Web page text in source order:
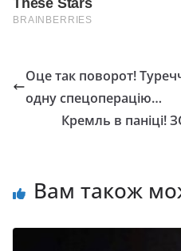
Оце так поворот!
одну спецоперацію…
Кремль в паніці!
Вам також